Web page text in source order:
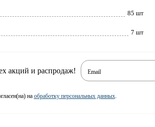
85 шт
7 шт
акций и распродаж! Email
на обработку персональных данных.